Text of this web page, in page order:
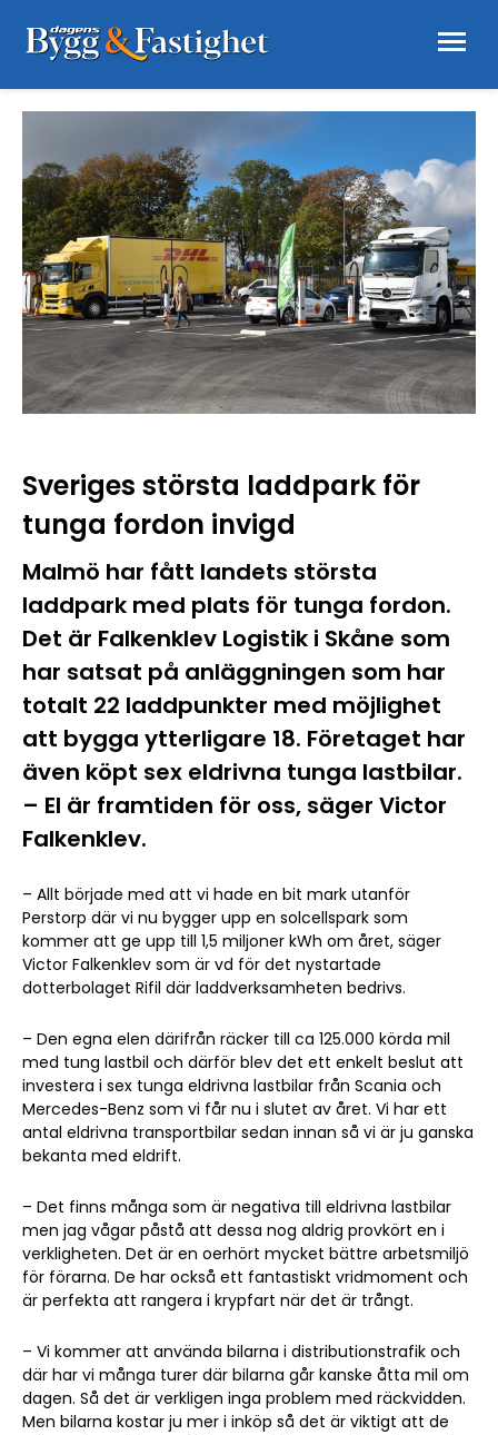
Sveriges största laddpark för
tunga fordon invigd
Malmö har fått landets största
laddpark med plats för tunga fordon.
Det är Falkenklev Logistik i Skåne som
har satsat på anläggningen som har
totalt 22 laddpunkter med möjlighet
att bygga ytterligare 18. Företaget har
även köpt sex eldrivna tunga lastbilar.
– El är framtiden för oss, säger Victor
Falkenklev.
– Allt började med att vi hade en bit mark utanför
Perstorp där vi nu bygger upp en solcellspark som
kommer att ge upp till 1,5 miljoner kWh om året, säger
Victor Falkenklev som är vd för det nystartade
dotterbolaget Rifil där laddverksamheten bedrivs.
– Den egna elen därifrån räcker till ca 125.000 körda mil
med tung lastbil och därför blev det ett enkelt beslut att
investera i sex tunga eldrivna lastbilar från Scania och
Mercedes-Benz som vi får nu i slutet av året. Vi har ett
antal eldrivna transportbilar sedan innan så vi är ju ganska
bekanta med eldrift.
– Det finns många som är negativa till eldrivna lastbilar
men jag vågar påstå att dessa nog aldrig provkört en i
verkligheten. Det är en oerhört mycket bättre arbetsmiljö
för förarna. De har också ett fantastiskt vridmoment och
är perfekta att rangera i krypfart när det är trångt.
– Vi kommer att använda bilarna i distributionstrafik och
där har vi många turer där bilarna går kanske åtta mil om
dagen. Så det är verkligen inga problem med räckvidden.
Men bilarna kostar ju mer i inköp så det är viktigt att de